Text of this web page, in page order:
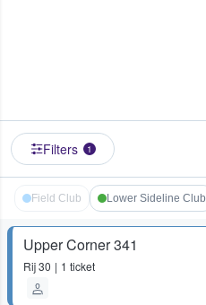
Filters 1
Field Club Lower Sideline Club
Upper Corner 341
Rij30 1 ticket